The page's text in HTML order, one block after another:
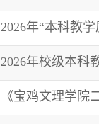
年“本科教
年校级本科
宝鸡文理学院